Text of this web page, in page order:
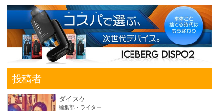
投稿者
ダイスケ
編集部・ライター